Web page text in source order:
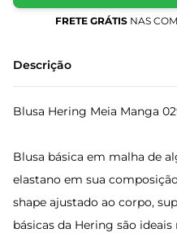
FRETE GRÁTISNAS
Descrição
Blusa Hering Meia Manga
Blusa básica em malha de
elastano em sua
shape ajustado ao corpo,
básicas da Hering são